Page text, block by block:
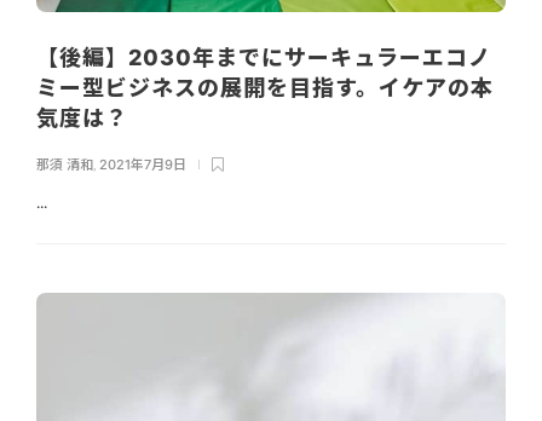
【後編】2030年までにサーキュラーエコノ
ミー型ビジネスの展開を目指す。イケアの本
気度は？
那須 清和, 2021年7月9日
...